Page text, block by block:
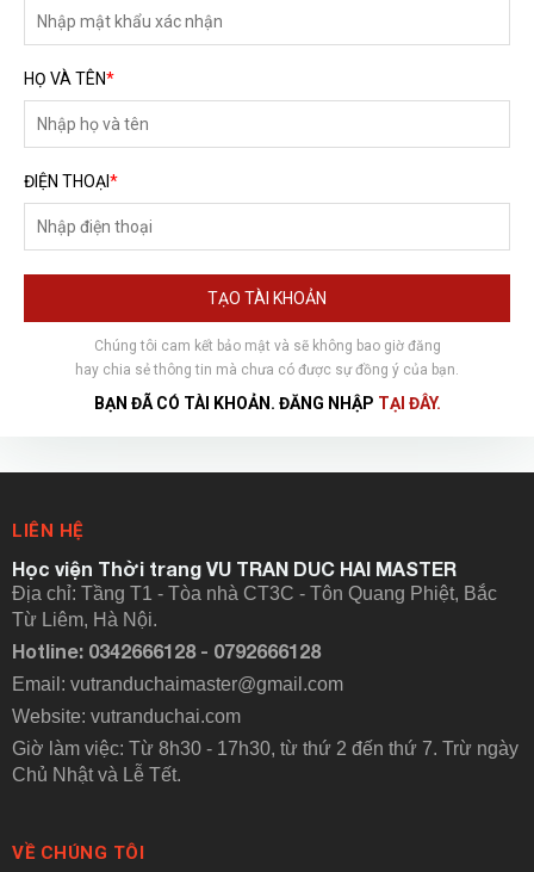
HỌ VÀ TÊN*
ĐIỆN THOẠI*
TẠO TÀI KHOẢN
Chúng tôi cam kết bảo mật và sẽ không bao giờ đăng
hay chia sẻ thông tin mà chưa có được sự đồng ý của bạn.
BẠN ĐÃ CÓ TÀI KHOẢN. ĐĂNG NHẬP TẠI ĐÂY.
LIÊN HỆ
Học viện Thời trang VU TRAN DUC HAI MASTER
Địa chỉ: Tầng T1 - Tòa nhà CT3C - Tôn Quang Phiệt, Bắc
Từ Liêm, Hà Nội.
Hotline: 0342666128 - 0792666128
Email: vutranduchaimaster@gmail.com
Website: vutranduchai.com
Giờ làm việc: Từ 8h30 - 17h30, từ thứ 2 đến thứ 7. Trừ ngày
Chủ Nhật và Lễ Tết.
VỀ CHÚNG TÔI
HOÀN THÀNH
0792666128